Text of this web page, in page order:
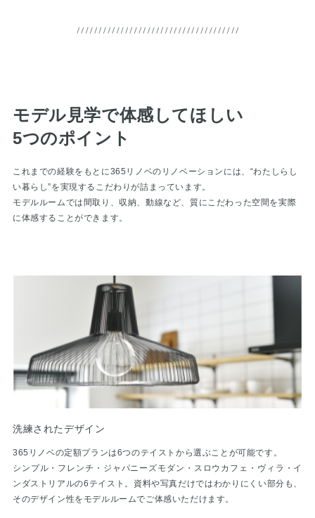
モデル見学で体感してほしい
5つのポイント
これまでの経験をもとに365リノベのリノベーションには、 “わたしらし
い暮らし”を実現するこだわりが詰まっています。
モデルルームでは間取り、収納、動線など、質にこだわった空間を実際
に体感することができます。
洗練されたデザイン
365リノベの定額プランは6つのテイストから選ぶことが可能です。
シンプル・フレンチ・ジャパニーズモダン・スロウカフェ・ヴィラ・イ
ンダストリアルの6テイスト。資料や写真だけではわかりにくい部分も、
そのデザイン性をモデルルームでご体感いただけます。